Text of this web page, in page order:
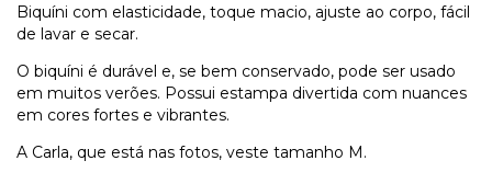
Biquíni com elasticidade, toque macio, ajuste ao corpo, fácil
de lavar e secar.
O biquíni é durável e, se bem conservado, pode ser usado
em muitos verões. Possui estampa divertida com nuances
em cores fortes e vibrantes.
A Carla, que está nas fotos, veste tamanho M.